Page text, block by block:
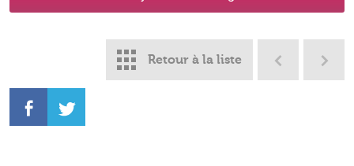
Retour à la liste